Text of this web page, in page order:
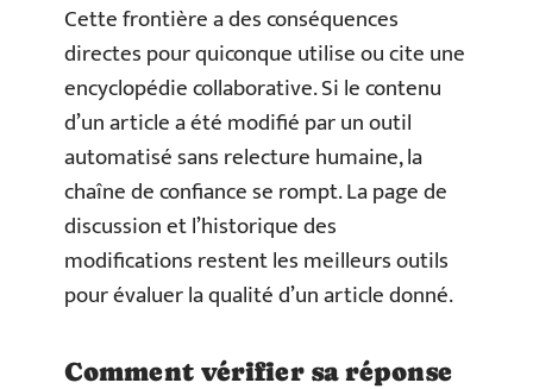
Cette frontière a des conséquences
directes pour quiconque utilise ou cite une
encyclopédie collaborative. Si le contenu
d’un article a été modifié par un outil
automatisé sans relecture humaine, la
chaîne de confiance se rompt. La page de
discussion et l’historique des
modifications restent les meilleurs outils
pour évaluer la qualité d’un article donné.
Comment vérifier sa réponse